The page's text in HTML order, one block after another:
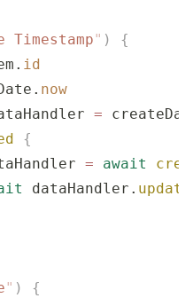
Timestamp" )
{
id
now
=
{
= await
dataHandler.
" )
{